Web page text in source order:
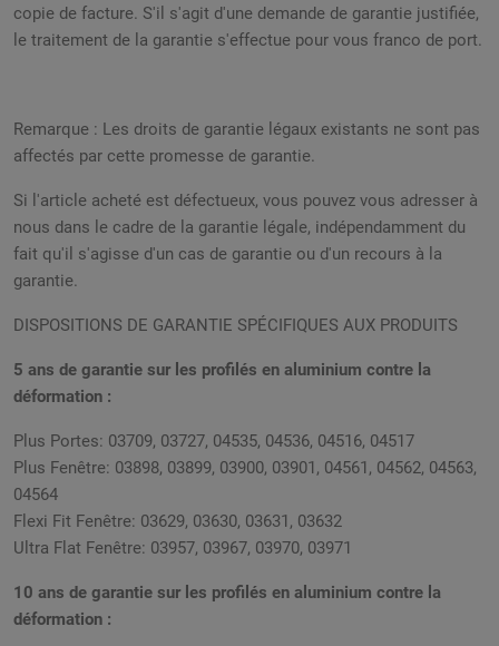
copie de facture. S'il s'agit d'une demande de garantie justifiée,
le traitement de la garantie s'effectue pour vous franco de port.
Remarque : Les droits de garantie légaux existants ne sont pas
affectés par cette promesse de garantie.
Si l'article acheté est défectueux, vous pouvez vous adresser à
nous dans le cadre de la garantie légale, indépendamment du
fait qu'il s'agisse d'un cas de garantie ou d'un recours à la
garantie.
DISPOSITIONS DE GARANTIE SPÉCIFIQUES AUX PRODUITS
5 ans de garantie sur les profilés en aluminium contre la
déformation :
Plus Portes: 03709, 03727, 04535, 04536, 04516, 04517
Plus Fenêtre: 03898, 03899, 03900, 03901, 04561, 04562, 04563,
04564
Flexi Fit Fenêtre: 03629, 03630, 03631, 03632
Ultra Flat Fenêtre: 03957, 03967, 03970, 03971
10 ans de garantie sur les profilés en aluminium contre la
déformation :